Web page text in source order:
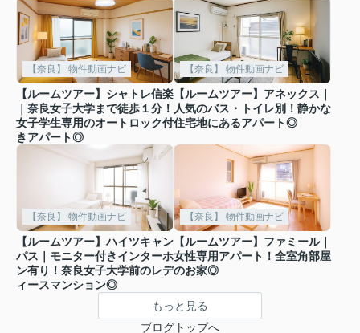
【奈良】 物件動画ナビ
【ルームツアー】シャトレ信楽
｜奈良女子大学まで徒歩１分！
女子学生専用のオートロック付
きアパート◎
【奈良】 物件動画ナビ
【ルームツアー】アネックス｜
人気のバス・トイレ別！静かな
住宅地にあるアパート◎
【奈良】 物件動画ナビ
【ルームツアー】ハイツキャン
パス｜モニター付きインターホ
ン有り！奈良女子大学前のレデ
ィースマンション◎
【奈良】 物件動画ナビ
【ルームツアー】ファミール｜
女性専用アパート！全室角部屋
のお家◎
もっと見る
ブログトップへ